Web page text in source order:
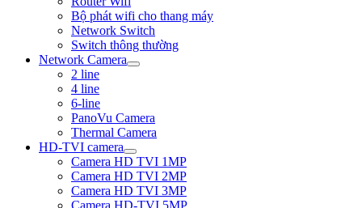
Bộ phát wifi cho thang máy
Network Switch
Switch thông thường
Network Camera
2 line
4 line
6-line
PanoVu Camera
Thermal Camera
HD-TVI camera
Camera HD TVI 1MP
Camera HD TVI 2MP
Camera HD TVI 3MP
Camera HD-TVI 5MP